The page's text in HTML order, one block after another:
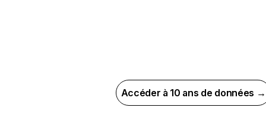
Accéder à 10 ans de données →